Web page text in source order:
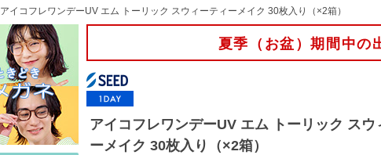
アイコフレワンデーUV エム トーリック スウィーティーメイク 30枚入り（×2箱）
夏季（お盆）期間中の
アイコフレワンデーUV エム トーリック スウ
ーメイク 30枚入り（×2箱）